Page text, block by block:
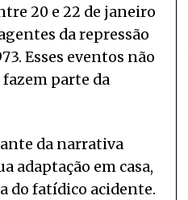
20 e 22 de janeiro
da repressão
Esses eventos não
parte da
da narrativa
adaptação em casa,
do fatídico acidente.